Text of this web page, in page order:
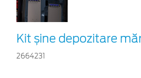
Kit șine depozitare
2664231